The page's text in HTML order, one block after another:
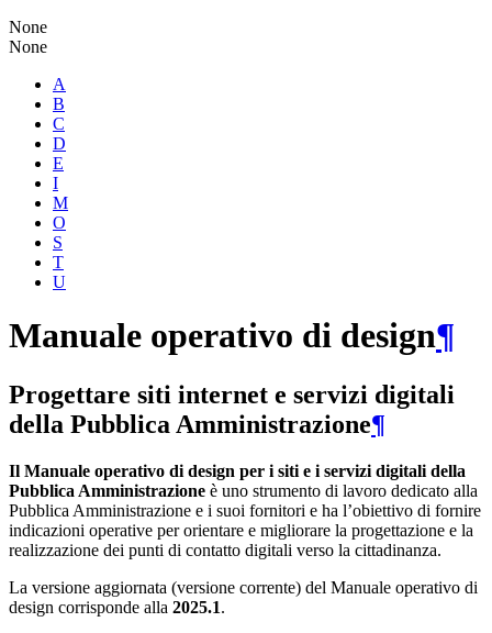
None
None
A
B
C
D
E
I
M
O
S
T
U
Manuale operativo di design¶
Progettare siti internet e servizi digitali
della Pubblica Amministrazione¶
Il Manuale operativo di design per i siti e i servizi digitali della
Pubblica Amministrazione è uno strumento di lavoro dedicato alla
Pubblica Amministrazione e i suoi fornitori e ha l’obiettivo di fornire
indicazioni operative per orientare e migliorare la progettazione e la
realizzazione dei punti di contatto digitali verso la cittadinanza.
La versione aggiornata (versione corrente) del Manuale operativo di
design corrisponde alla 2025.1.